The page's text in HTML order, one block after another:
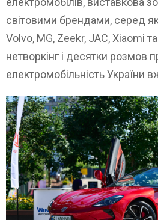
світовими брендами, серед
Volvo, MG, Zeekr, JAC, Xiaomi
нетворкінг і десятки розмов
електромобільність України